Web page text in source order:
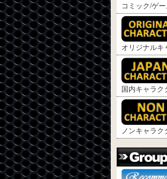
コミック/ゲ
オリジナルキ
国内キャラク
ノンキャラク